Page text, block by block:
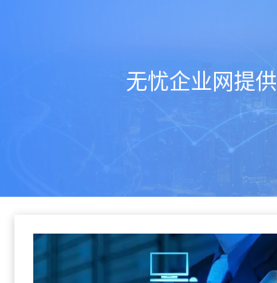
无忧企业网提供